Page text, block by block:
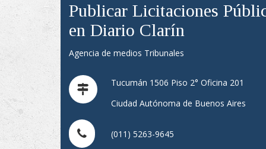
Publicar Licitaciones
en Diario Clarín
Agencia de medios Tribunales
Tucumán 1506 Piso 2° Oficina 201
Ciudad Autónoma de Buenos Aires
(011) 5263-9645